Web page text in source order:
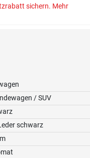
/ SUV
schwarz
sichern. Mehr